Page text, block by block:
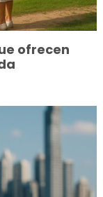
ofrecen